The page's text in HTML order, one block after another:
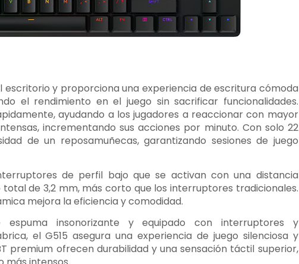
escritorio y proporciona una experiencia de escritura cómoda
el rendimiento en el juego sin sacrificar funcionalidades.
ayudando a los jugadores a reaccionar con mayor
incrementando sus acciones por minuto. Con solo 22
de un reposamuñecas, garantizando sesiones de juego
de perfil bajo que se activan con una distancia
de 3,2 mm, más corto que los interruptores tradicionales.
mejora la eficiencia y comodidad.
insonorizante y equipado con interruptores y
el G515 asegura una experiencia de juego silenciosa y
premium ofrecen durabilidad y una sensación táctil superior,